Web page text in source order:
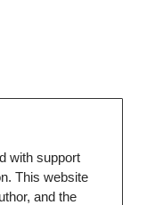
with support
This website
and the